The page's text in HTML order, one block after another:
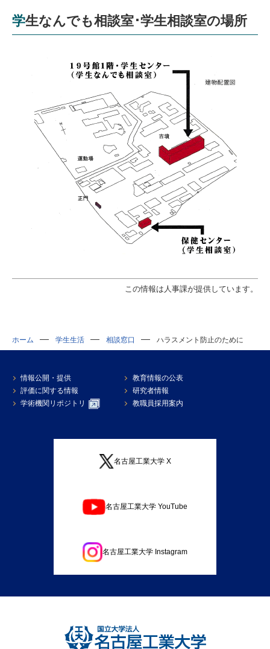
学生なんでも相談室･学生相談室の場所
この情報は人事課が提供しています。
ホーム 学生生活 相談窓口 ハラスメント防止のために
情報公開・提供
教育情報の公表
評価に関する情報
研究者情報
学術機関リポジトリ
教職員採用案内
名古屋工業大学 X
名古屋工業大学 YouTube
名古屋工業大学 Instagram